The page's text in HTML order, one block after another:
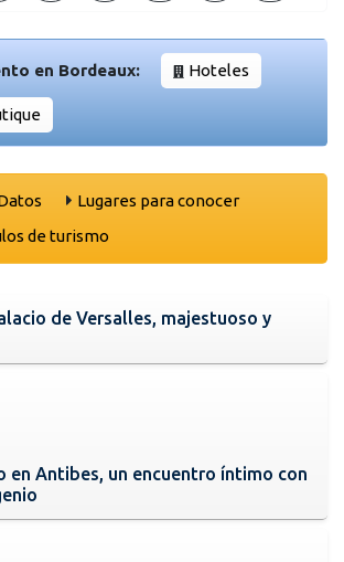
en Bordeaux: Hoteles
Lugares para conocer
de turismo
de Versalles, majestuoso y
en Antibes, un encuentro íntimo con